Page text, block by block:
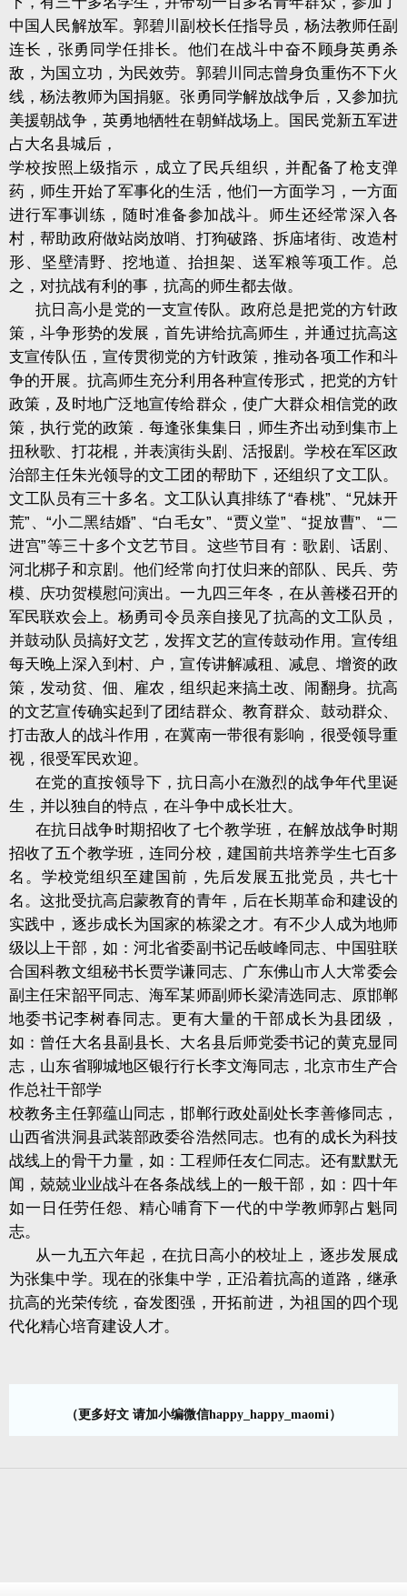
中国人民解放军。郭碧川副校长任指导员，杨法教师任副
连长，张勇同学任排长。他们在战斗中奋不顾身英勇杀
敌，为国立功，为民效劳。郭碧川同志曾身负重伤不下火
线，杨法教师为国捐躯。张勇同学解放战争后，又参加抗
美援朝战争，英勇地牺牲在朝鲜战场上。国民党新五军进
占大名县城后，
学校按照上级指示，成立了民兵组织，并配备了枪支弹
药，师生开始了军事化的生活，他们一方面学习，一方面
进行军事训练，随时准备参加战斗。师生还经常深入各
村，帮助政府做站岗放哨、打狗破路、拆庙堵街、改造村
形、坚壁清野、挖地道、抬担架、送军粮等项工作。总
之，对抗战有利的事，抗高的师生都去做。
抗日高小是党的一支宣传队。政府总是把党的方针政
策，斗争形势的发展，首先讲给抗高师生，并通过抗高这
支宣传队伍，宣传贯彻党的方针政策，推动各项工作和斗
争的开展。抗高师生充分利用各种宣传形式，把党的方针
政策，及时地广泛地宣传给群众，使广大群众相信党的政
策，执行党的政策．每逢张集集日，师生齐出动到集市上
扭秋歌、打花棍，并表演街头剧、活报剧。学校在军区政
治部主任朱光领导的文工团的帮助下，还组织了文工队。
文工队员有三十多名。文工队认真排练了“春桃”、“兄妹开
荒”、“小二黑结婚”、“白毛女”、“贾义堂”、“捉放曹”、“二
进宫”等三十多个文艺节目。这些节目有：歌剧、话剧、
河北梆子和京剧。他们经常向打仗归来的部队、民兵、劳
模、庆功贺模慰问演出。一九四三年冬，在从善楼召开的
军民联欢会上。杨勇司令员亲自接见了抗高的文工队员，
并鼓动队员搞好文艺，发挥文艺的宣传鼓动作用。宣传组
每天晚上深入到村、户，宣传讲解减租、减息、增资的政
策，发动贫、佃、雇农，组织起来搞土改、闹翻身。抗高
的文艺宣传确实起到了团结群众、教育群众、鼓动群众、
打击敌人的战斗作用，在冀南一带很有影响，很受领导重
视，很受军民欢迎。
在党的直按领导下，抗日高小在激烈的战争年代里诞
生，并以独自的特点，在斗争中成长壮大。
在抗日战争时期招收了七个教学班，在解放战争时期
招收了五个教学班，连同分校，建国前共培养学生七百多
名。学校党组织至建国前，先后发展五批党员，共七十
名。这批受抗高启蒙教育的青年，后在长期革命和建设的
实践中，逐步成长为国家的栋梁之才。有不少人成为地师
级以上干部，如：河北省委副书记岳岐峰同志、中国驻联
合国科教文组秘书长贾学谦同志、广东佛山市人大常委会
副主任宋韶平同志、海军某师副师长梁清选同志、原邯郸
地委书记李树春同志。更有大量的干部成长为县团级，
如：曾任大名县副县长、大名县后师党委书记的黄克显同
志，山东省聊城地区银行行长李文海同志，北京市生产合
作总社干部学
校教务主任郭蕴山同志，邯郸行政处副处长李善修同志，
山西省洪洞县武装部政委谷浩然同志。也有的成长为科技
战线上的骨干力量，如：工程师任友仁同志。还有默默无
闻，兢兢业业战斗在各条战线上的一般干部，如：四十年
如一日任劳任怨、精心哺育下一代的中学教师郭占魁同
志。
从一九五六年起，在抗日高小的校址上，逐步发展成
为张集中学。现在的张集中学，正沿着抗高的道路，继承
抗高的光荣传统，奋发图强，开拓前进，为祖国的四个现
代化精心培育建设人才。
（更多好文 请加小编微信happy_happy_maomi）